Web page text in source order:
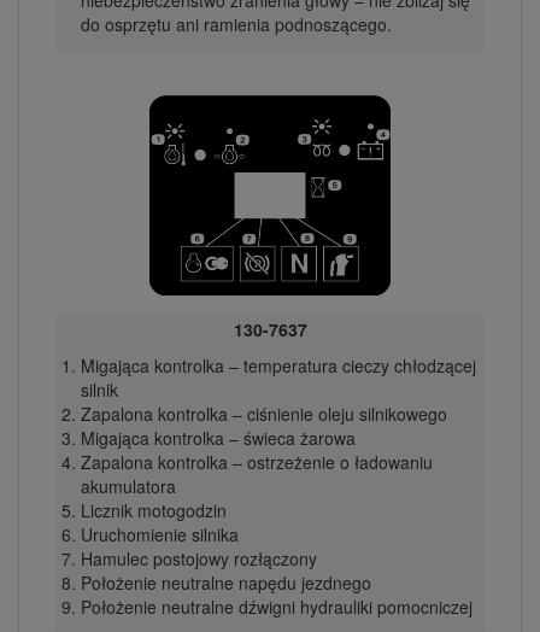
do osprzętu ani ramienia podnoszącego.
130-7637
Migająca kontrolka – temperatura cieczy chłodzącej
silnik
Zapalona kontrolka – ciśnienie oleju silnikowego
Migająca kontrolka – świeca żarowa
Zapalona kontrolka – ostrzeżenie o ładowaniu
akumulatora
Licznik motogodzin
Uruchomienie silnika
Hamulec postojowy rozłączony
Położenie neutralne napędu jezdnego
Położenie neutralne dźwigni hydrauliki pomocniczej